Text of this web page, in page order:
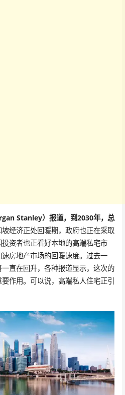
Stanley）报道，到2030年，总
坡经济正处回暖期，政府也正在采取
资者也正看好本地的高端私宅市
房地产市场的回暖速度。过去一
直在回升，各种报道显示，这次的
作用。可以说，高端私人住宅正引